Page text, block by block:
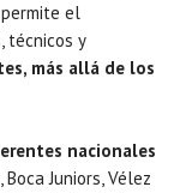
el
técnicos y
más allá de los
nacionales
Juniors, Vélez